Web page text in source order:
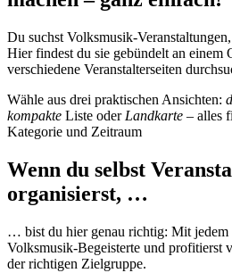
Du suchst Volksmusik-
Hier findest du sie gebündelt an einem
verschiedene Veranstalterseiten
Wähle aus drei praktischen Ansichten:
kompakte Liste oder Landkarte – alles
Kategorie und Zeitraum
Wenn du selbst
organisierst, …
… bist du hier genau richtig: Mit jedem
Volksmusik-Begeisterte und profitierst
der richtigen Zielgruppe.